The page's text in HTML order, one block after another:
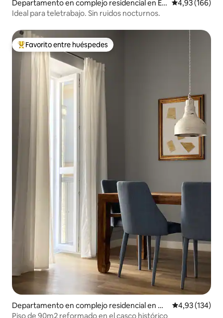
Departamento en complejo residencial en El
Puerto de Santa María
Calificación
4,93 (166)
Ideal para teletrabajo. Sin ruidos nocturnos.
Favorito entre los huéspedes más destacados
Favorito entre huéspedes
Departamento en complejo residencial en Cá
diz
Calificación
4,93 (134)
Piso de 90m2 reformado en el casco histórico